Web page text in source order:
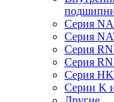
Серия
Серия
Серия
Серия
Серия HK
Серии K